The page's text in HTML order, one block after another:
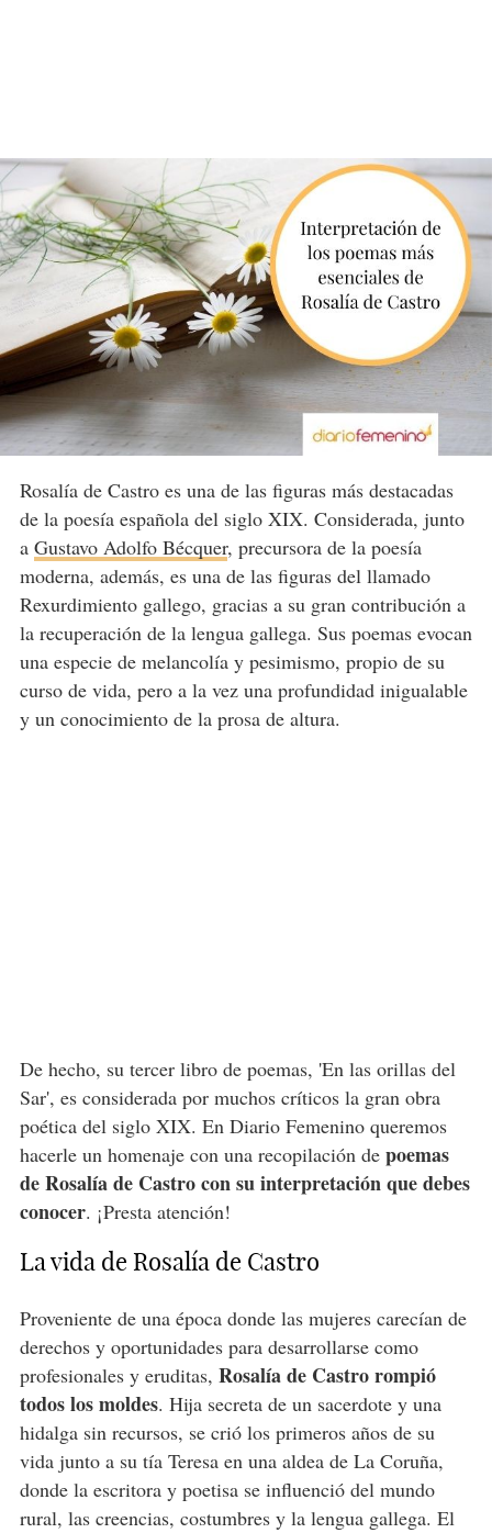
Rosalía de Castro es una de las figuras más destacadas
de la poesía española del siglo XIX. Considerada, junto
a Gustavo Adolfo Bécquer, precursora de la poesía
moderna, además, es una de las figuras del llamado
Rexurdimiento gallego, gracias a su gran contribución a
la recuperación de la lengua gallega. Sus poemas evocan
una especie de melancolía y pesimismo, propio de su
curso de vida, pero a la vez una profundidad inigualable
y un conocimiento de la prosa de altura.
De hecho, su tercer libro de poemas, 'En las orillas del
Sar', es considerada por muchos críticos la gran obra
poética del siglo XIX. En Diario Femenino queremos
hacerle un homenaje con una recopilación de poemas
de Rosalía de Castro con su interpretaciónque debes
conocer. ¡Presta atención!
La vida de Rosalía de Castro
Proveniente de una época donde las mujeres carecían de
derechos y oportunidades para desarrollarse como
profesionales y eruditas, Rosalía de Castro rompió
todos los moldes. Hija secreta de un sacerdote y una
hidalga sin recursos, se crió los primeros años de su
vida junto a su tía Teresa en una aldea de La Coruña,
donde la escritora y poetisa se influenció del mundo
rural, las creencias, costumbres y la lengua gallega. El